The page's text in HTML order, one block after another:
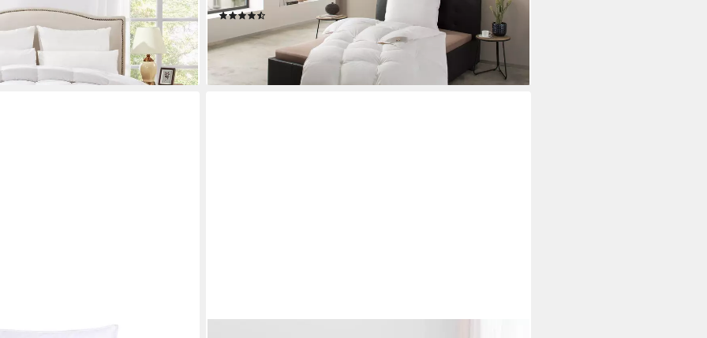
bei dir
ab 79,99 €
lieferbar - in 2-3 Werktagen bei dir